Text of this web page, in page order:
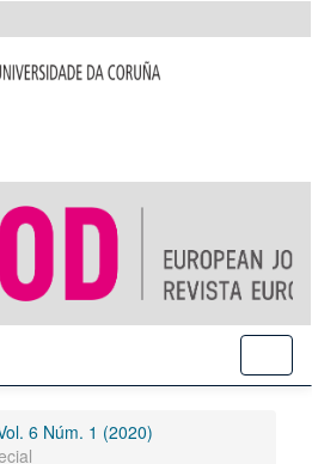
6 Núm. 1 (2020)